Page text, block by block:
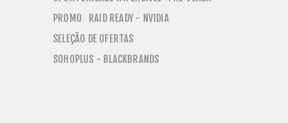
PROMO
RAID READY - NVIDIA
SELEÇÃO DE OFERTAS
SOHOPLUS - BLACKBRANDS